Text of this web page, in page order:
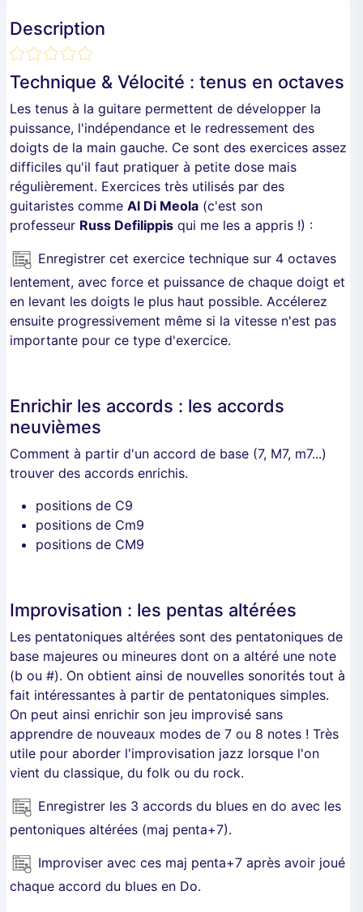
Description
Technique & Vélocité : tenus en octaves
Les tenus à la guitare permettent de développer la
puissance, l'indépendance et le redressement des
doigts de la main gauche. Ce sont des exercices assez
difficiles qu'il faut pratiquer à petite dose mais
régulièrement. Exercices très utilisés par des
guitaristes comme Al Di Meola (c'est son
professeur Russ Defilippis qui me les a appris !) :
Enregistrer cet exercice technique sur 4 octaves
lentement, avec force et puissance de chaque doigt et
en levant les doigts le plus haut possible. Accélerez
ensuite progressivement même si la vitesse n'est pas
importante pour ce type d'exercice.
Enrichir les accords : les accords
neuvièmes
Comment à partir d'un accord de base (7, M7, m7...)
trouver des accords enrichis.
positions de C9
positions de Cm9
positions de CM9
Improvisation : les pentas altérées
Les pentatoniques altérées sont des pentatoniques de
base majeures ou mineures dont on a altéré une note
(b ou #). On obtient ainsi de nouvelles sonorités tout à
fait intéressantes à partir de pentatoniques simples.
On peut ainsi enrichir son jeu improvisé sans
apprendre de nouveaux modes de 7 ou 8 notes ! Très
utile pour aborder l'improvisation jazz lorsque l'on
vient du classique, du folk ou du rock.
Enregistrer les 3 accords du blues en do avec les
pentoniques altérées (maj penta+7).
Improviser avec ces maj penta+7 après avoir joué
chaque accord du blues en Do.